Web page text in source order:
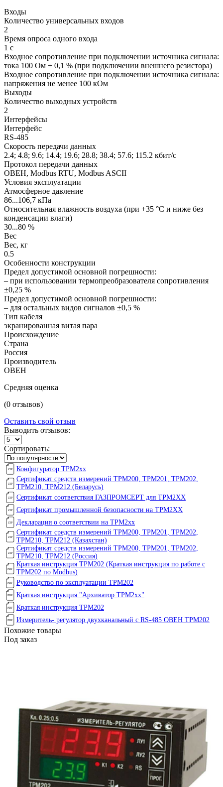
Входы
Количество универсальных входов
2
Время опроса одного входа
1 с
Входное сопротивление при подключении источника сигнала:
тока 100 Ом ± 0,1 % (при подключении внешнего резистора)
Входное сопротивление при подключении источника сигнала:
напряжения не менее 100 кОм
Выходы
Количество выходных устройств
2
Интерфейсы
Интерфейс
RS-485
Скорость передачи данных
2.4; 4.8; 9.6; 14.4; 19.6; 28.8; 38.4; 57.6; 115.2 кбит/с
Протокол передачи данных
ОВЕН, Modbus RTU, Modbus ASCII
Условия эксплуатации
Атмосферное давление
86...106,7 кПа
Относительная влажность воздуха (при +35 °С и ниже без
конденсации влаги)
30...80 %
Вес
Вес, кг
0.5
Особенности конструкции
Предел допустимой основной погрешности:
– при использовании термопреобразователя сопротивления
±0,25 %
Предел допустимой основной погрешности:
– для остальных видов сигналов ±0,5 %
Тип кабеля
экранированная витая пара
Происхождение
Страна
Россия
Производитель
ОВЕН
Средняя оценка
(0 отзывов)
Оставить свой отзыв
Выводить отзывов:
Сортировать:
Конфигуратор ТРМ2xx
Сертификат средств измерений ТРМ200, ТРМ201, ТРМ202,
ТРМ210, ТРМ212 (Беларусь)
Сертификат соответствия ГАЗПРОМСЕРТ для ТРМ2ХХ
Сертификат промышленной безопасности на ТРМ2ХХ
Декларация о соответствии на ТРМ2хх
Сертификат средств измерений ТРМ200, ТРМ201, ТРМ202,
ТРМ210, ТРМ212 (Казахстан)
Сертификат средств измерений ТРМ200, ТРМ201, ТРМ202,
ТРМ210, ТРМ212 (Россия)
Краткая инструкция ТРМ202 (Краткая инструкция по работе с
ТРМ202 по Modbus)
Руководство по эксплуатации ТРМ202
Краткая инструкция "Архиватор ТРМ2хх"
Краткая инструкция ТРМ202
Измеритель- регулятор двухканальный с RS-485 ОВЕН ТРМ202
Похожие товары
Под заказ